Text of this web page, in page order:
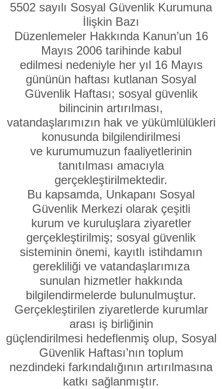
5502 sayılı Sosyal Güvenlik Kurumuna
İlişkin Bazı
Düzenlemeler Hakkında Kanun’un 16
Mayıs 2006 tarihinde kabul
edilmesi nedeniyle her yıl 16 Mayıs
gününün haftası kutlanan Sosyal
Güvenlik Haftası; sosyal güvenlik
bilincinin artırılması,
vatandaşlarımızın hak ve yükümlülükleri
konusunda bilgilendirilmesi
ve kurumumuzun faaliyetlerinin
tanıtılması amacıyla
gerçekleştirilmektedir.
Bu kapsamda, Unkapanı Sosyal
Güvenlik Merkezi olarak çeşitli
kurum ve kuruluşlara ziyaretler
gerçekleştirilmiş; sosyal güvenlik
sisteminin önemi, kayıtlı istihdamın
gerekliliği ve vatandaşlarımıza
sunulan hizmetler hakkında
bilgilendirmelerde bulunulmuştur.
Gerçekleştirilen ziyaretlerde kurumlar
arası iş birliğinin
güçlendirilmesi hedeflenmiş olup, Sosyal
Güvenlik Haftası’nın toplum
nezdindeki farkındalığının artırılmasına
katkı sağlanmıştır.